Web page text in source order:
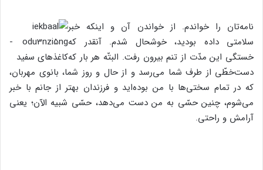
نامه‌تان را خواندم. از خواندن آن و اینکه خبر
سلامتی داده بودید، خوشحال شدم. آنقدر که
خستگی این مدّت از تنم بیرون رفت. البتّه هر بار که
دست‌خطّی از طرف شما می‌رسد و از حال و روز شما، بانوی مهربان،
که در تمام سختی‌ها با من بوده‌اید و فرزندان بهتر از جانم با خبر
می‌شوم، چنین حسّی به من دست می‌دهد، حسّی شبیه الآن؛ یعنی
آرامش و راحتی.